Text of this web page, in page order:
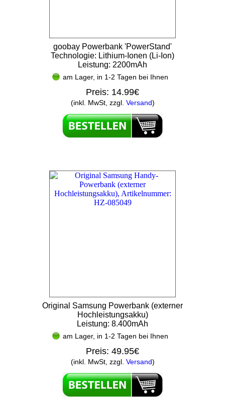
goobay Powerbank 'PowerStand'
Technologie: Lithium-Ionen (Li-Ion)
Leistung: 2200mAh
am Lager, in 1-2 Tagen bei Ihnen
Preis: 14.99€
(inkl. MwSt, zzgl. Versand)
Original Samsung Powerbank (externer
Hochleistungsakku)
Leistung: 8.400mAh
am Lager, in 1-2 Tagen bei Ihnen
Preis: 49.95€
(inkl. MwSt, zzgl. Versand)